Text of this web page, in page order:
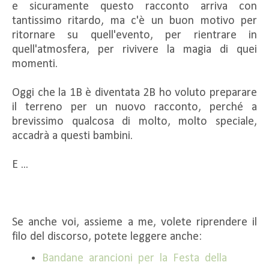
e sicuramente questo racconto arriva con
tantissimo ritardo, ma c'è un buon motivo per
ritornare su quell'evento, per rientrare in
quell'atmosfera, per rivivere la magia di quei
momenti.
Oggi che la 1B è diventata 2B ho voluto preparare
il terreno per un nuovo racconto, perché a
brevissimo qualcosa di molto, molto speciale,
accadrà a questi bambini.
E ...
Se anche voi, assieme a me, volete riprendere il
filo del discorso, potete leggere anche:
Bandane arancioni per la Festa della